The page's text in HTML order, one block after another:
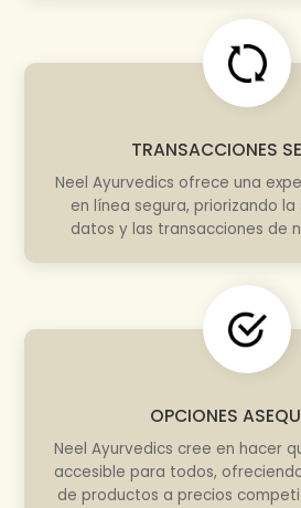
TRANSACCIONES
Neel Ayurvedics ofrece una
en línea segura, priorizando
datos y las transacciones de
OPCIONES
Neel Ayurvedics cree en hacer
accesible para todos,
de productos a precios